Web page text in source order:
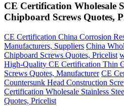
CE Certification Wholesale
Chipboard Screws Quotes,
CE Certification China Corrosion
Manufacturers, Suppliers China
Chipboard Screws Quotes, Pricelist
High-Quality CE Certification Thin
Screws Quotes, Manufacturer CE
Countersunk Head Construction
Certification Wholesale Stainless
Quotes, Pricelist